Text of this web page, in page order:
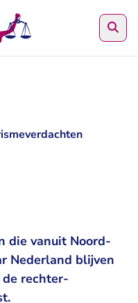
die vanuit Noord-
Nederland blijven
rechter-